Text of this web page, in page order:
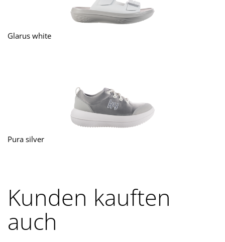
Glarus white
Pura silver
Kunden kauften
auch